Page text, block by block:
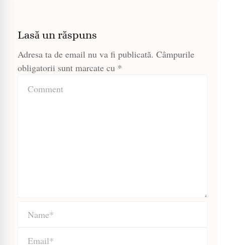
Lasă un răspuns
Adresa ta de email nu va fi publicată. Câmpurile
obligatorii sunt marcate cu *